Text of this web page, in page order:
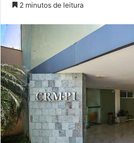
2 minutos de leitura